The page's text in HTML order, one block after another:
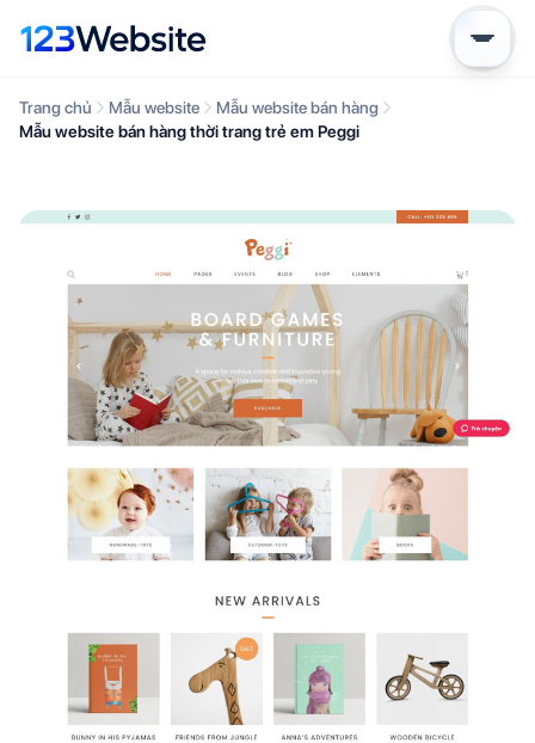
Trang chủ Mẫu website
Mẫu website bán hàng
Mẫu website bán hàng thời trang trẻ em Peggi